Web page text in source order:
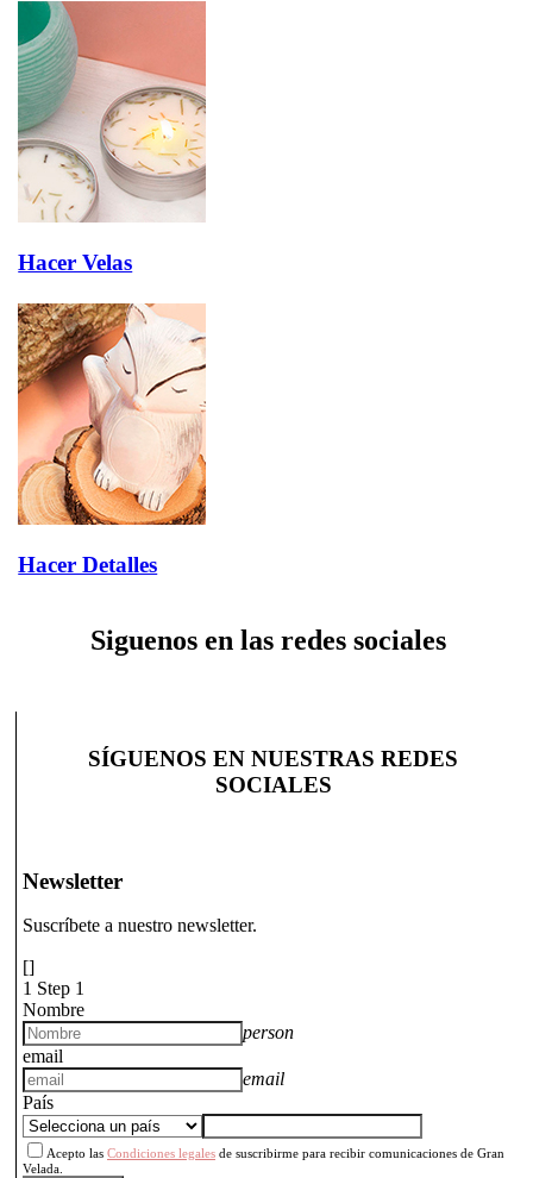
Hacer Velas
Hacer Detalles
Siguenos en las redes sociales
SÍGUENOS EN NUESTRAS REDES
SOCIALES
Newsletter
Suscríbete a nuestro newsletter.
[]
1 Step 1
Nombre
person
email
email
País
Acepto las Condiciones legales de suscribirme para recibir comunicaciones de Gran
Velada.